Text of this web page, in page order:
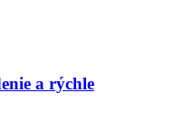
a rýchle